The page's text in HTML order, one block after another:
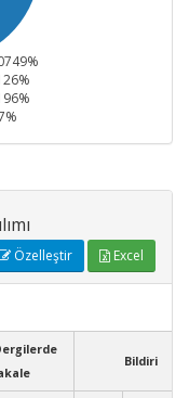
Özelleştir Excel
Bildiri